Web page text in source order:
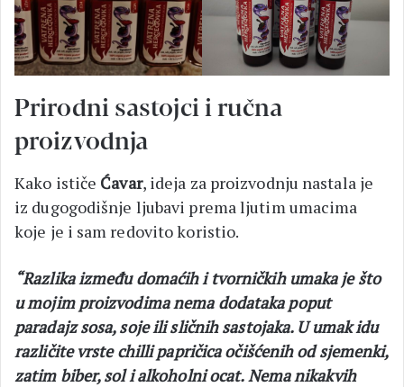
Prirodni sastojci i ručna
proizvodnja
Kako ističe Ćavar, ideja za proizvodnju nastala je
iz dugogodišnje ljubavi prema ljutim umacima
koje je i sam redovito koristio.
“Razlika između domaćih i tvorničkih umaka je što
u mojim proizvodima nema dodataka poput
paradajz sosa, soje ili sličnih sastojaka. U umak idu
različite vrste chilli papričica očišćenih od sjemenki,
zatim biber, sol i alkoholni ocat. Nema nikakvih